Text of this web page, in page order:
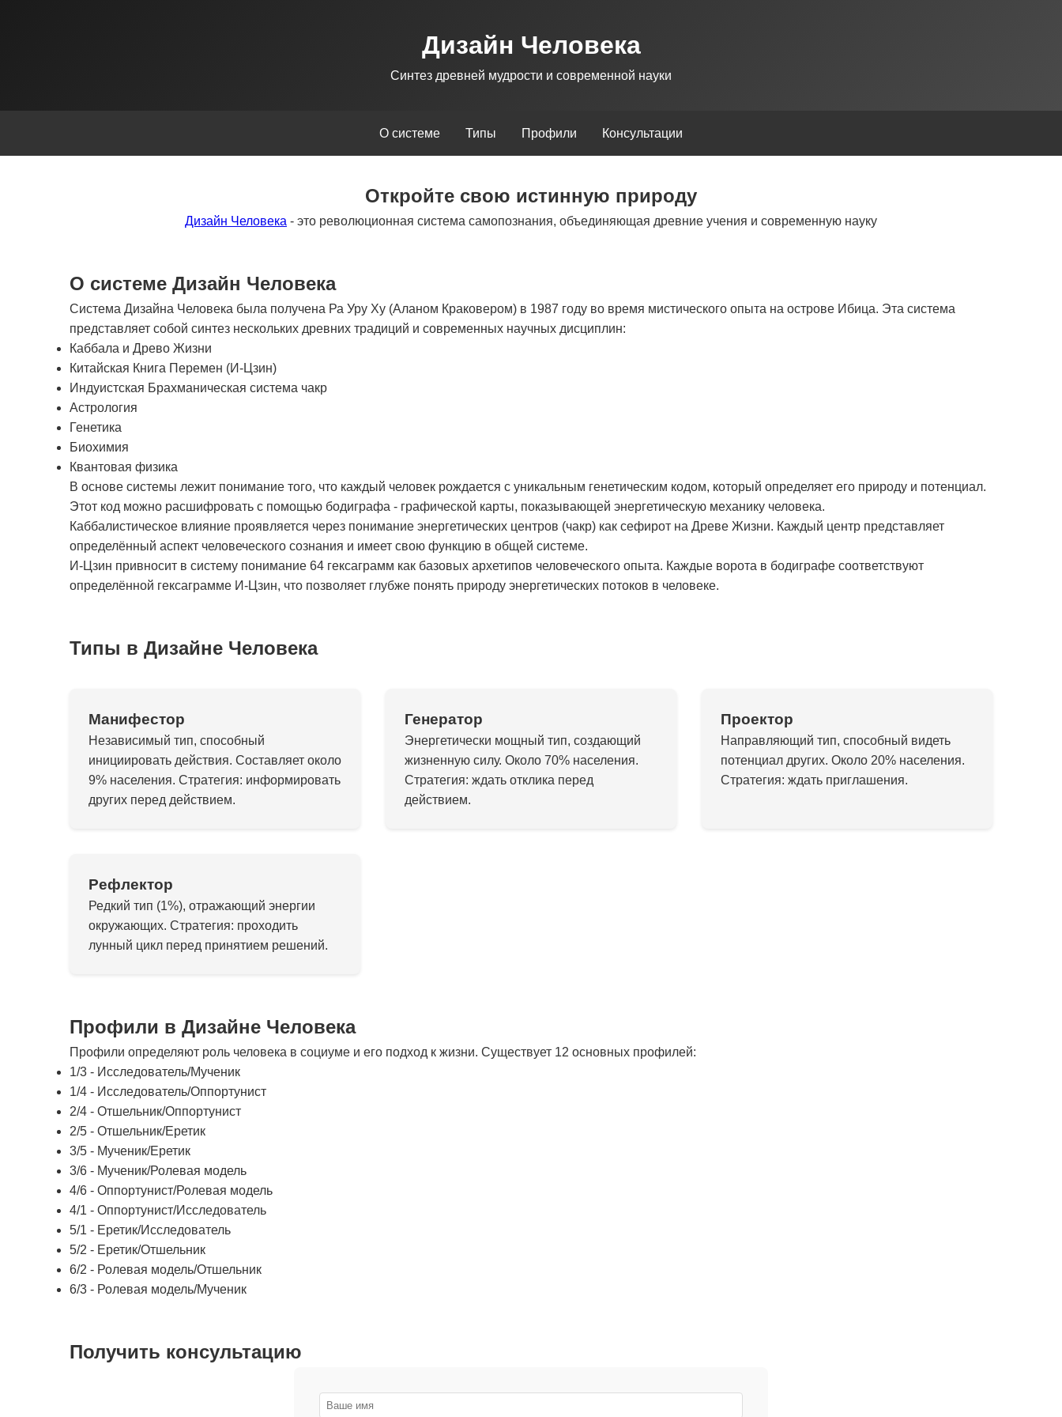
Дизайн Человека
Синтез древней мудрости и современной науки
О системе Типы Профили Консультации
Откройте свою истинную природу
Дизайн Человека - это революционная система самопознания, объединяющая древние учения и современную науку
О системе Дизайн Человека
Система Дизайна Человека была получена Ра Уру Ху (Аланом Краковером) в 1987 году во время мистического опыта на острове Ибица. Эта система
представляет собой синтез нескольких древних традиций и современных научных дисциплин:
Каббала и Древо Жизни
Китайская Книга Перемен (И-Цзин)
Индуистская Брахманическая система чакр
Астрология
Генетика
Биохимия
Квантовая физика
В основе системы лежит понимание того, что каждый человек рождается с уникальным генетическим кодом, который определяет его природу и потенциал.
Этот код можно расшифровать с помощью бодиграфа - графической карты, показывающей энергетическую механику человека.
Каббалистическое влияние проявляется через понимание энергетических центров (чакр) как сефирот на Древе Жизни. Каждый центр представляет
определённый аспект человеческого сознания и имеет свою функцию в общей системе.
И-Цзин привносит в систему понимание 64 гексаграмм как базовых архетипов человеческого опыта. Каждые ворота в бодиграфе соответствуют
определённой гексаграмме И-Цзин, что позволяет глубже понять природу энергетических потоков в человеке.
Типы в Дизайне Человека
Манифестор
Независимый тип, способный
инициировать действия. Составляет около
9% населения. Стратегия: информировать
других перед действием.
Генератор
Энергетически мощный тип, создающий
жизненную силу. Около 70% населения.
Стратегия: ждать отклика перед
действием.
Проектор
Направляющий тип, способный видеть
потенциал других. Около 20% населения.
Стратегия: ждать приглашения.
Рефлектор
Редкий тип (1%), отражающий энергии
окружающих. Стратегия: проходить
лунный цикл перед принятием решений.
Профили в Дизайне Человека
Профили определяют роль человека в социуме и его подход к жизни. Существует 12 основных профилей:
1/3 - Исследователь/Мученик
1/4 - Исследователь/Оппортунист
2/4 - Отшельник/Оппортунист
2/5 - Отшельник/Еретик
3/5 - Мученик/Еретик
3/6 - Мученик/Ролевая модель
4/6 - Оппортунист/Ролевая модель
4/1 - Оппортунист/Исследователь
5/1 - Еретик/Исследователь
5/2 - Еретик/Отшельник
6/2 - Ролевая модель/Отшельник
6/3 - Ролевая модель/Мученик
Получить консультацию